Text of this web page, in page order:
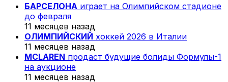
БАРСЕЛОНА играет на Олимпийском стадионе
до февраля
11 месяцев назад
ОЛИМПИЙСКИЙ хоккей 2026 в Италии
11 месяцев назад
MCLAREN продаст будущие болиды Формулы-1
на аукционе
11 месяцев назад